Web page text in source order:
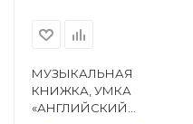
МУЗЫКАЛЬНАЯ
КНИЖКА, УМКА
«АНГЛИЙСКИЙ